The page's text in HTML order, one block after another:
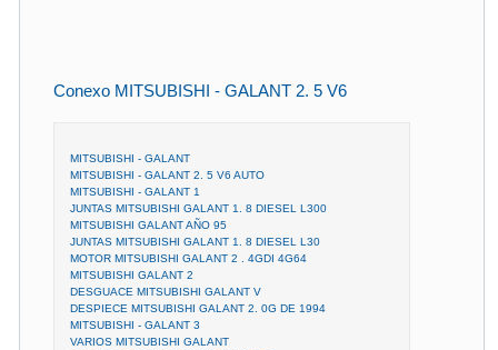
Conexo MITSUBISHI - GALANT 2. 5 V6
MITSUBISHI - GALANT
MITSUBISHI - GALANT 2. 5 V6 AUTO
MITSUBISHI - GALANT 1
JUNTAS MITSUBISHI GALANT 1. 8 DIESEL L300
MITSUBISHI GALANT AÑO 95
JUNTAS MITSUBISHI GALANT 1. 8 DIESEL L30
MOTOR MITSUBISHI GALANT 2 . 4GDI 4G64
MITSUBISHI GALANT 2
DESGUACE MITSUBISHI GALANT V
DESPIECE MITSUBISHI GALANT 2. 0G DE 1994
MITSUBISHI - GALANT 3
VARIOS MITSUBISHI GALANT